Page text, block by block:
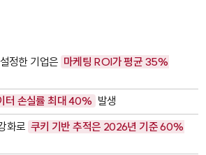
정한 기업은 마케팅 ROI가 평균 35%
터 손실률 최대 40% 발생
화로 쿠키 기반 추적은 2026년 기준 60%